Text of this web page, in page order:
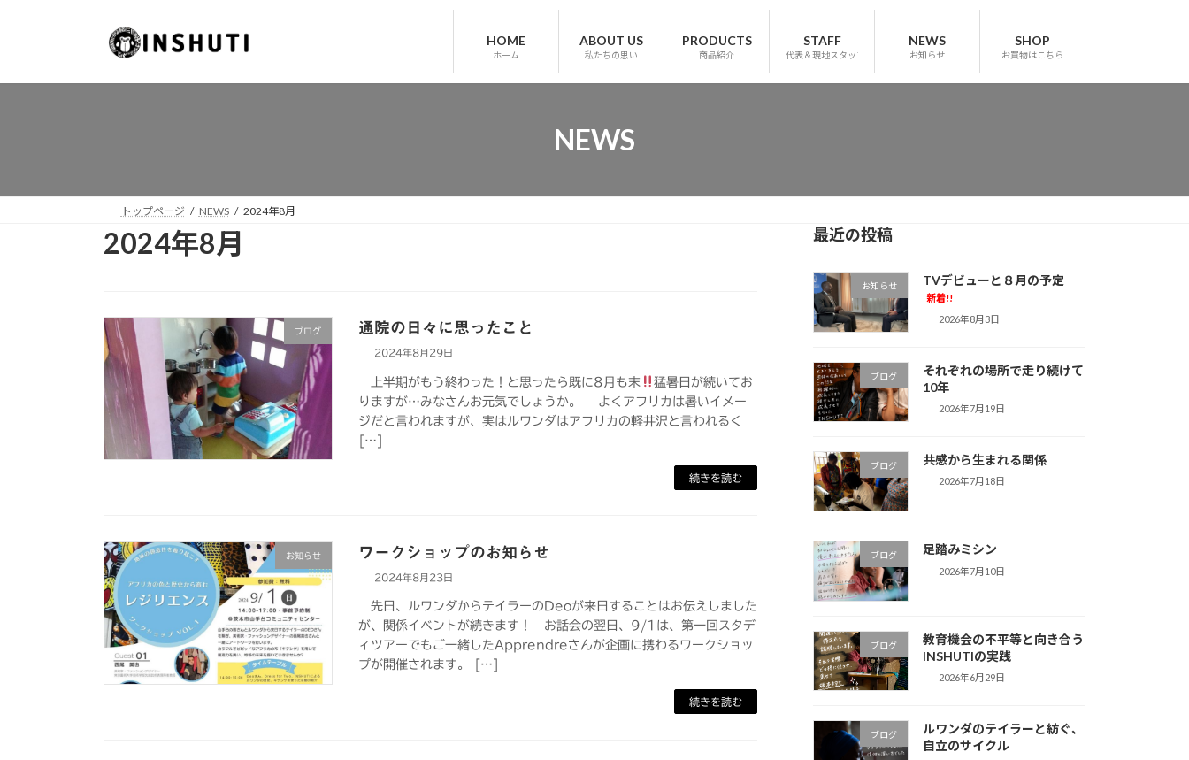
プ
動
HOME
ホーム
ABOUT US
私たちの思い
PRODUCTS
商品紹介
STAFF
代表＆現地スタッフ
NEWS
お知らせ
SHOP
お買物はこちら
NEWS
トップページ NEWS 2024年8月
2024年8月
ブログ 通院の日々に思ったこと
2024年8月29日
上半期がもう終わった！と思ったら既に8月も末
猛暑日が続いてお
りますが…みなさんお元気でしょうか。 よくアフリカは暑いイメー
ジだと言われますが、実はルワンダはアフリカの軽井沢と言われるく
[…]
続きを読む
お知らせ ワークショップのお知らせ
2024年8月23日
先日、ルワンダからテイラーのDeoが来日することはお伝えしました
が、関係イベントが続きます！ お話会の翌日、9/1は、第一回スタデ
ィツアーでもご一緒したApprendreさんが企画に携わるワークショッ
プが開催されます。 […]
続きを読む
最近の投稿
お知らせ TVデビューと８月の予定
新着!!
2026年8月3日
ブログ
それぞれの場所で走り続けて
10年
2026年7月19日
ブログ 共感から生まれる関係
2026年7月18日
ブログ 足踏みミシン
2026年7月10日
ブログ
教育機会の不平等と向き合う
INSHUTIの実践
2026年6月29日
ブログ
ルワンダのテイラーと紡ぐ、
自立のサイクル